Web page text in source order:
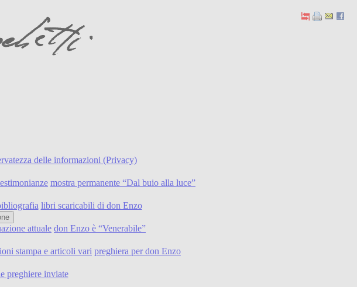
delle informazioni (Privacy)
mostra permanente “Dal buio alla luce”
libri scaricabili di don Enzo
attuale don Enzo è “Venerabile”
stampa e articoli vari preghiera per don Enzo
preghiere inviate